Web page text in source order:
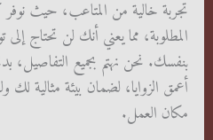
تجربة خالية من المتاعب، حيث
المطلوبة، مما يعني أنك لن تحتاج
بنفسك. نحن نهتم بجميع التفاصيل،
أعمق الزوايا، لضمان بيئة مثالية لك
مكان العمل.